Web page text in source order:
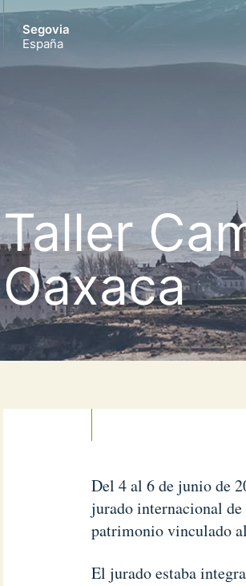
Segovia
España
Taller
Oaxaca
Del 4 al 6 de junio de
jurado internacional de
patrimonio vinculado
El jurado estaba